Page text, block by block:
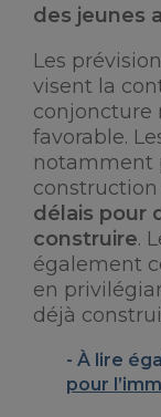
des jeunes
Les
visent la
conjoncture
favorable.
notamment
délais pour
construire.
également
en
déjà
À lire
pour